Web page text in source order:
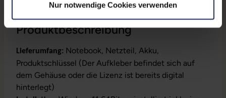
Nur notwendige Cookies verwenden
Produktbeschreibung
Lieferumfang: Notebook, Netzteil, Akku,
Produktschlüssel (Der Aufkleber befindet sich auf
dem Gehäuse oder die Lizenz ist bereits digital
hinterlegt)